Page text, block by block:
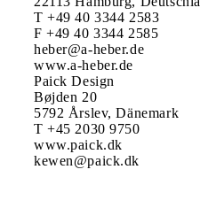
T +49 40 3344 2583
F +49 40 3344 2585
heber@a-heber.de
www.a-heber.de
Paick Design
Bøjden 20
5792 Årslev, Dänemark
T +45 2030 9750
www.paick.dk